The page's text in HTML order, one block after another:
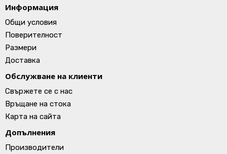
Информация
Общи условия
Поверителност
Размери
Доставка
Обслужване на клиенти
Свържете се с нас
Връщане на стока
Карта на сайта
Допълнения
Производители